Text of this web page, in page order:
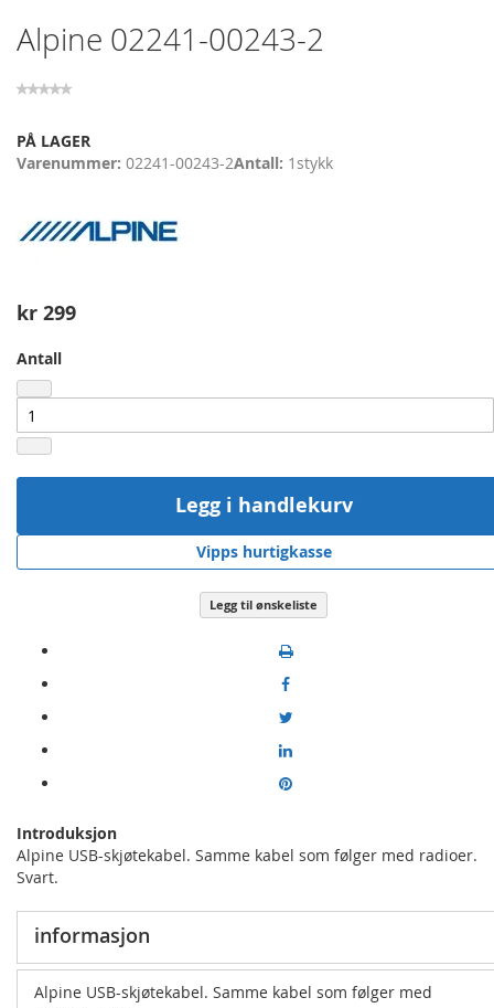
Skip
to
beginning
the
images
Alpine 02241-00243-2
PÅ LAGER
Varenummer 02241-00243-2Antall 1 stykk
kr 299
Antall
Legg i handlekurv
Vipps hurtigkasse
Legg til ønskeliste
Introduksjon
Alpine USB-skjøtekabel. Samme kabel som følger med radioer.
Svart.
informasjon
Alpine USB-skjøtekabel. Samme kabel som følger med